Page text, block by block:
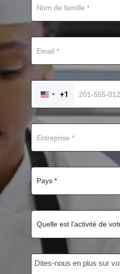
UNITED
STATES
+1
+1